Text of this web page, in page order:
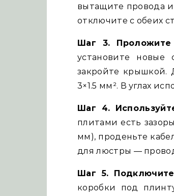
вытащите провода
отключите с обеих
Шаг 3. Проложите
установите новые
закройте крышкой.
3×1.5 мм². В углах
Шаг 4.
плитами есть
мм), проденьте
для люстры —
Шаг 5.
коробки под